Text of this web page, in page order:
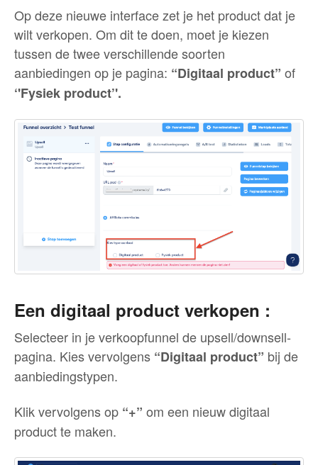
Op deze nieuwe interface zet je het product dat je
wilt verkopen. Om dit te doen, moet je kiezen
tussen de twee verschillende soorten
aanbiedingen op je pagina: “Digitaal product” of
‘'Fysiek product’'.
Een digitaal product verkopen :
Selecteer in je verkoopfunnel de upsell/downsell-
pagina. Kies vervolgens “Digitaal product” bij de
aanbiedingstypen.
Klik vervolgens op “+” om een nieuw digitaal
product te maken.